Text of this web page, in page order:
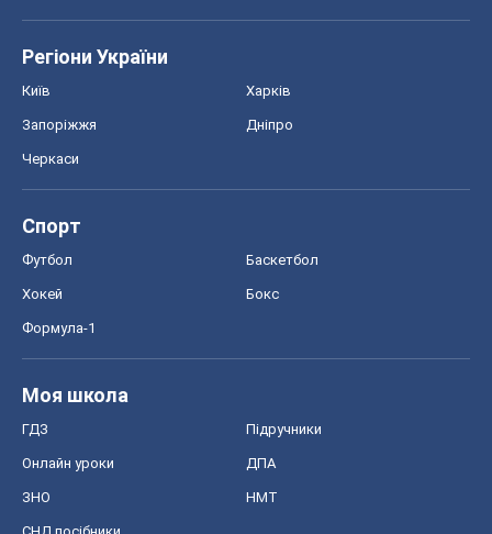
Регіони України
Київ Харків
Запоріжжя Дніпро
Черкаси
Спорт
Футбол Баскетбол
Хокей Бокс
Формула-1
Моя школа
ГДЗ Підручники
Онлайн уроки ДПА
ЗНО НМТ